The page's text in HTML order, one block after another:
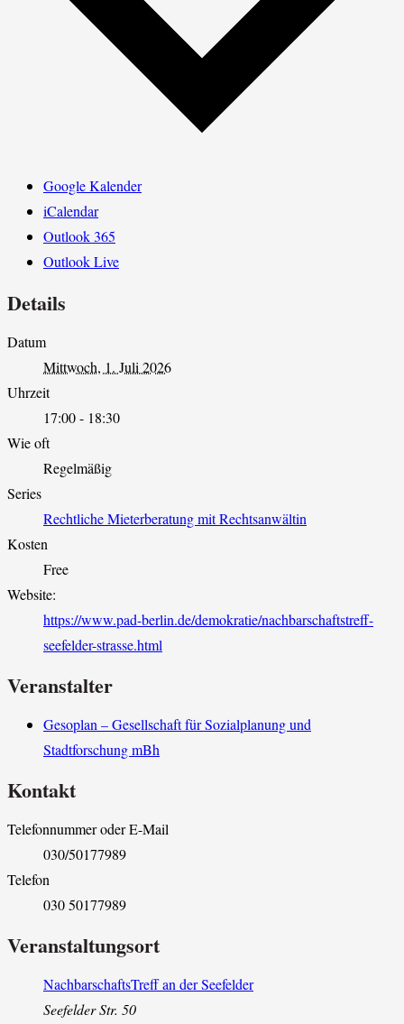
Google Kalender
iCalendar
Outlook 365
Outlook Live
Details
Datum
Mittwoch, 1. Juli 2026
Uhrzeit
17:00 - 18:30
Wie oft
Regelmäßig
Series
Rechtliche Mieterberatung mit Rechtsanwältin
Kosten
Free
Website:
https://www.pad-berlin.de/demokratie/nachbarschaftstreff-
seefelder-strasse.html
Veranstalter
Gesoplan – Gesellschaft für Sozialplanung und
Stadtforschung mBh
Kontakt
Telefonnummer oder E-Mail
030/50177989
Telefon
030 50177989
Veranstaltungsort
NachbarschaftsTreff an der Seefelder
Seefelder Str. 50